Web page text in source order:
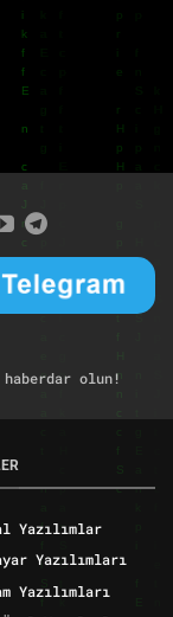
haberdar olun!
Yazılımlar
Yazılımları
Yazılımları